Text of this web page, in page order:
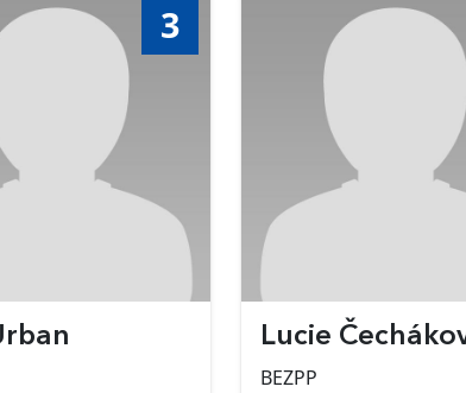
3
Lucie
BEZPP